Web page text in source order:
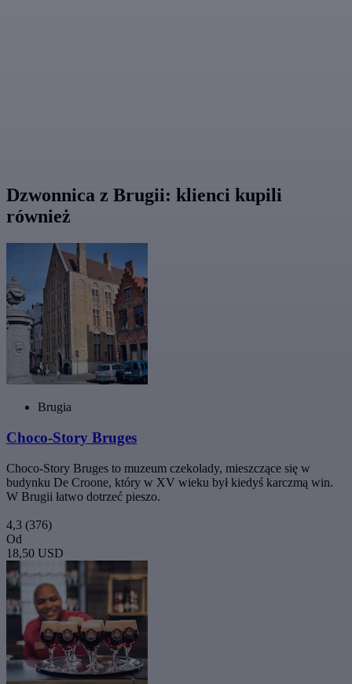
Dzwonnica z Brugii: klienci kupili
również
Brugia
Choco-Story Bruges
Choco-Story Bruges to muzeum czekolady, mieszczące się w
budynku De Croone, który w XV wieku był kiedyś karczmą win.
W Brugii łatwo dotrzeć pieszo.
4,3 (376)
Od
18,50 USD